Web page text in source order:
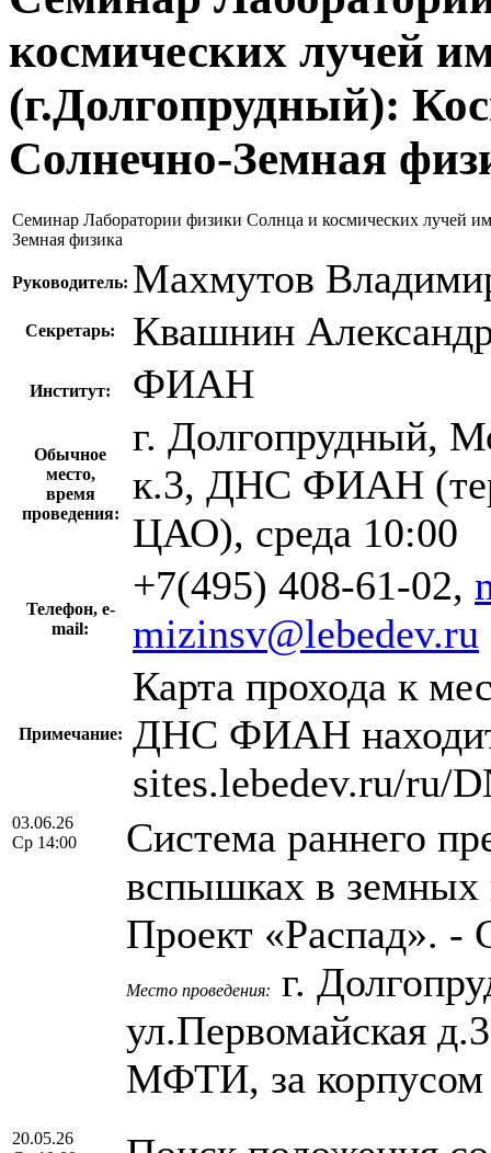
космических лучей
(г.Долгопрудный):
Солнечно-Земная
Семинар Лаборатории физики Солнца и космических лучей
Земная физика
Руководитель: Махмутов
Секретарь: Квашнин
Институт: ФИАН
Обычное
место,
время
проведения:
г. Долгопрудный,
к.3, ДНС ФИАН
ЦАО), среда 10:00
Телефон, e-
mail:
+7(495) 408-61-02,
mizinsv@lebedev.ru
Примечание:
Карта прохода к
ДНС ФИАН
sites.lebedev.ru/ru/
03.06.26
Ср 14:00
Система раннего
вспышках в земных
Проект «Распад».
Место проведения:
г.
ул.Первомайская
МФТИ, за
20.05.26